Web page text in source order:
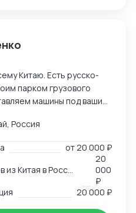
Китаю. Есть русско-
парком грузового
машины под ваши
в Гуанчжоу, ИУ и
Россия
от20 000 ₽
Доставка товаров и грузов из Китая в Россию, Казахстан, Беларусь, Таиланд, Вьетнам, Малайзию
20
000
₽
20 000 ₽